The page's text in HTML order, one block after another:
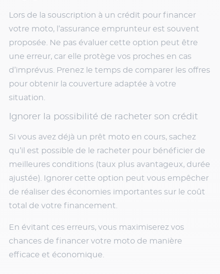
Lors de la souscription à un crédit pour financer
votre moto, l’assurance emprunteur est souvent
proposée. Ne pas évaluer cette option peut être
une erreur, car elle protège vos proches en cas
d’imprévus. Prenez le temps de comparer les offres
pour obtenir la couverture adaptée à votre
situation.
Ignorer la possibilité de racheter son crédit
Si vous avez déjà un prêt moto en cours, sachez
qu’il est possible de le racheter pour bénéficier de
meilleures conditions (taux plus avantageux, durée
ajustée). Ignorer cette option peut vous empêcher
de réaliser des économies importantes sur le coût
total de votre financement.
En évitant ces erreurs, vous maximiserez vos
chances de financer votre moto de manière
efficace et économique.